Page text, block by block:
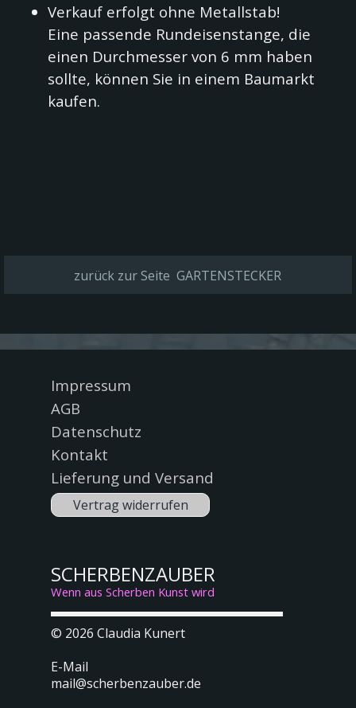
Verkauf erfolgt ohne Metallstab!
Eine passende Rundeisenstange, die
einen Durchmesser von 6 mm haben
sollte, können Sie in einem Baumarkt
kaufen.
zurück zur Seite GARTENSTECKER
SCHERBENZAUBER
Wenn aus Scherben Kunst wird
Impressum
AGB
Datenschutz
Kontakt
Lieferung und Versand
© 2026 Claudia Kunert
E-Mail
mail@scherbenzauber.de
Vertrag widerrufen